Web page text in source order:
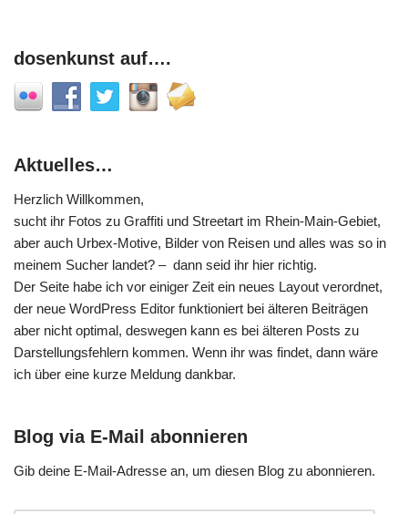
dosenkunst auf….
Aktuelles…
Herzlich Willkommen,
sucht ihr Fotos zu Graffiti und Streetart im Rhein-Main-Gebiet,
aber auch Urbex-Motive, Bilder von Reisen und alles was so in
meinem Sucher landet? – dann seid ihr hier richtig.
Der Seite habe ich vor einiger Zeit ein neues Layout verordnet,
der neue WordPress Editor funktioniert bei älteren Beiträgen
aber nicht optimal, deswegen kann es bei älteren Posts zu
Darstellungsfehlern kommen. Wenn ihr was findet, dann wäre
ich über eine kurze Meldung dankbar.
Blog via E-Mail abonnieren
Gib deine E-Mail-Adresse an, um diesen Blog zu abonnieren.